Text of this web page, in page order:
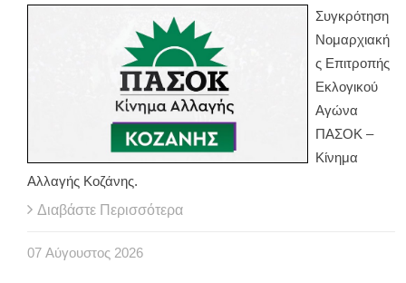
Συγκρότηση
Νομαρχιακή
ς Επιτροπής
Εκλογικού
Αγώνα
ΠΑΣΟΚ –
Κίνημα
Αλλαγής Κοζάνης.
Διαβάστε Περισσότερα
07 Αύγουστος 2026